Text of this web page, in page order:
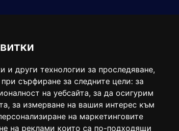
и други технологии за проследяване,
сърфиране за следните цели: за
на уебсайта, за да осигурим
, за измерване на вашия интерес към
на маркетинговите
на реклами които са по-подходящи